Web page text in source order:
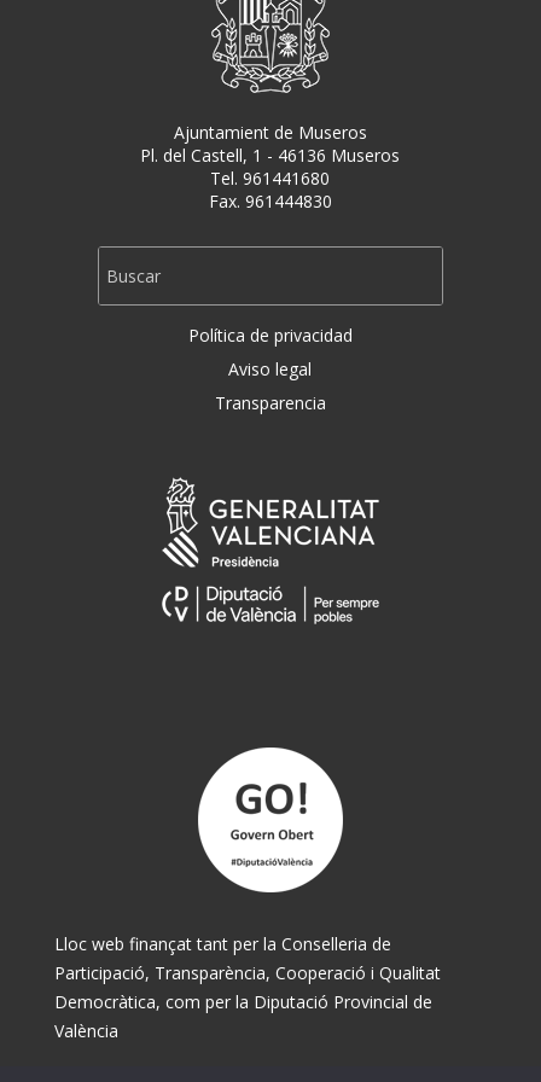
Ajuntamient de Museros
Pl. del Castell, 1 - 46136 Museros
Tel. 961441680
Fax. 961444830
Política de privacidad
Aviso legal
Transparencia
Lloc web finançat tant per la Conselleria de
Participació, Transparència, Cooperació i Qualitat
Democràtica, com per la Diputació Provincial de
València